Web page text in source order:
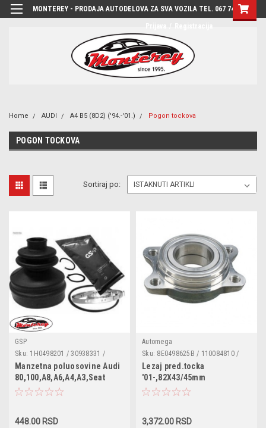
MONTEREY - PRODAJA AUTODELOVA ZA SVA VOZILA TEL. 067 7444-780
Home AUDI A4 B5 (8D2) ('94.-'01.) Pogon tockova
POGON TOCKOVA
Sortiraj po:
GSP
Sku: 1H0498201 / 30938331 /
760039 / 1J0498201H /
4B0498201 / 4B0498201SK /
7M3498201D / 7M3498201H /
893498201A / 893498201B
Manzetna poluosovine Audi
80,100,A8,A6,A4,A3,Seat
Ibiza,Alhambra,Cordoba,VW
Superb,Octavia
448.00 RSD
Automega
Sku: 8E0498625B / 110084810 /
VKBA3536 / 8D0498625C /
8E0498625A / 8E0498625
Lezaj pred.tocka
'01-,82X43/45mm
3,372.00 RSD